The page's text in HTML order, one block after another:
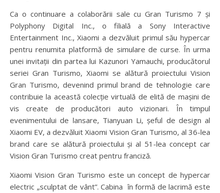
Ca o continuare a colaborării sale cu Gran Turismo 7 și
Polyphony Digital Inc., o filială a Sony Interactive
Entertainment Inc., Xiaomi a dezvăluit primul său hypercar
pentru renumita platformă de simulare de curse. În urma
unei invitații din partea lui Kazunori Yamauchi, producătorul
seriei Gran Turismo, Xiaomi se alătură proiectului Vision
Gran Turismo, devenind primul brand de tehnologie care
contribuie la această colecție virtuală de elită de mașini de
vis create de producători auto vizionari. În timpul
evenimentului de lansare, Tianyuan Li, șeful de design al
Xiaomi EV, a dezvăluit Xiaomi Vision Gran Turismo, al 36-lea
brand care se alătură proiectului și al 51-lea concept car
Vision Gran Turismo creat pentru franciză.
Xiaomi Vision Gran Turismo este un concept de hypercar
electric „sculptat de vânt”. Cabina în formă de lacrimă este